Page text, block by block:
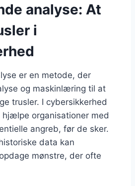
analyse: At
i
er en metode, der
og maskinlæring til at
trusler. I cybersikkerhed
hjælpe organisationer med
angreb, før de sker.
data kan
mønstre, der ofte